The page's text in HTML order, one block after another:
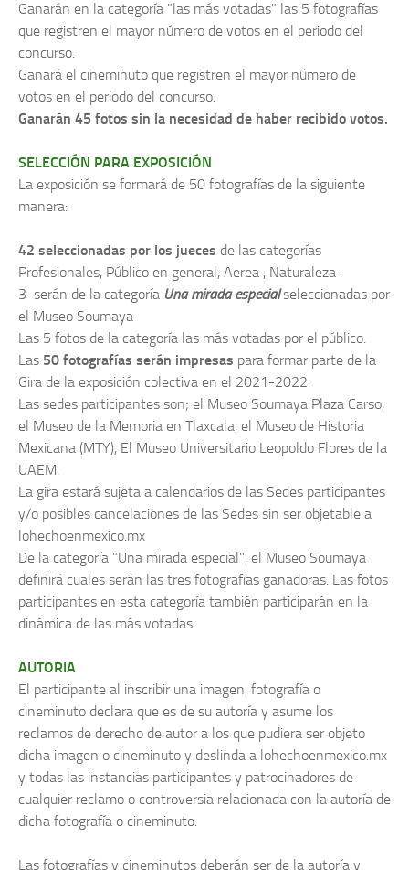
Ganarán en la categoría "las más votadas" las 5 fotografías
que registren el mayor número de votos en el periodo del
concurso.
Ganará el cineminuto que registren el mayor número de
votos en el periodo del concurso.
Ganarán 45 fotos sin la necesidad de haber recibido votos.
SELECCIÓN PARA EXPOSICIÓN
La exposición se formará de 50 fotografías de la siguiente
manera:
42 seleccionadas por los jueces de las categorías
Profesionales, Público en general, Aerea , Naturaleza .
3 serán de la categoría Una mirada especialseleccionadas por
el Museo Soumaya
Las 5 fotos de la categoría las más votadas por el público.
Las 50 fotografías serán impresas para formar parte de la
Gira de la exposición colectiva en el 2021-2022.
Las sedes participantes son; el Museo Soumaya Plaza Carso,
el Museo de la Memoria en Tlaxcala, el Museo de Historia
Mexicana (MTY), El Museo Universitario Leopoldo Flores de la
UAEM.
La gira estará sujeta a calendarios de las Sedes participantes
y/o posibles cancelaciones de las Sedes sin ser objetable a
lohechoenmexico.mx
De la categoría "Una mirada especial", el Museo Soumaya
definirá cuales serán las tres fotografías ganadoras. Las fotos
participantes en esta categoría también participarán en la
dinámica de las más votadas.
AUTORIA
El participante al inscribir una imagen, fotografía o
cineminuto declara que es de su autoría y asume los
reclamos de derecho de autor a los que pudiera ser objeto
dicha imagen o cineminuto y deslinda a lohechoenmexico.mx
y todas las instancias participantes y patrocinadores de
cualquier reclamo o controversia relacionada con la autoría de
dicha fotografía o cineminuto.
Las fotografías y cineminutos deberán ser de la autoría y